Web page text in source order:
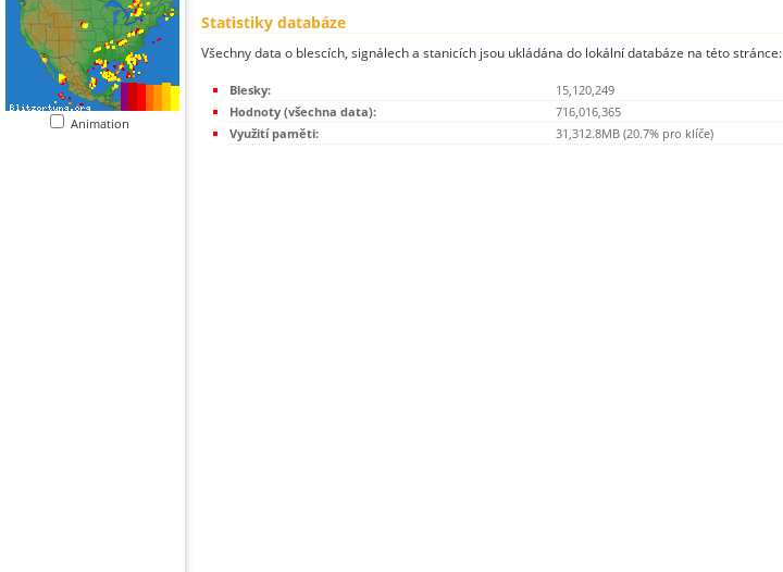
Animation
Statistiky databáze
Všechny data o blescích, signálech a stanicích jsou ukládána do lokální databáze na této stránce:
Blesky:
15,120,249
Hodnoty (všechna data):
716,016,365
Využití paměti:
31,312.8MB (20.7% pro klíče)